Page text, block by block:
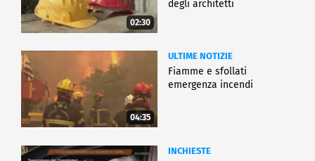
02:30
degli architetti
04:35
ULTIME NOTIZIE
Fiamme e sfollati
emergenza incendi
INCHIESTE